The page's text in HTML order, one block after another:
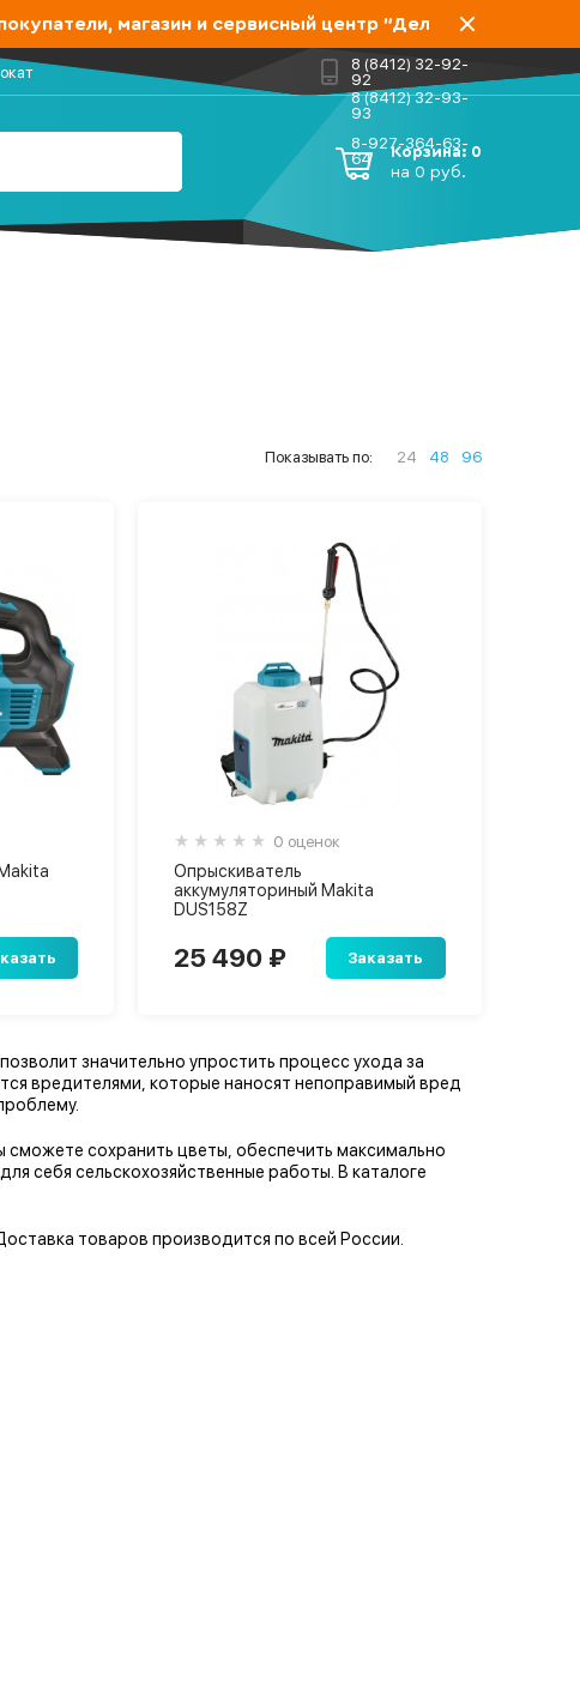
магазин и сервисный центр "Дело мастера"
8 (8412) 32-92-
92
8 (8412) 32-93-
93
8-927-364-63-
64
Корзина: 0
на 0 руб.
Показывать по: 24 48 96
0 оценок
Опрыскиватель
аккумуляториный Makita
DUS158Z
25 490 ₽ Заказать
значительно упростить процесс ухода за
вредителями, которые наносят непоправимый вред
сможете сохранить цветы, обеспечить максимально
себя сельскохозяйственные работы. В каталоге
товаров производится по всей России.